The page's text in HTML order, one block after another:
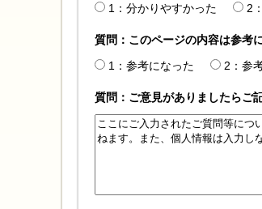
1：分かりやすかった
2
質問：このページの内容は参考
1：参考になった
2：参
質問：ご意見がありましたらご